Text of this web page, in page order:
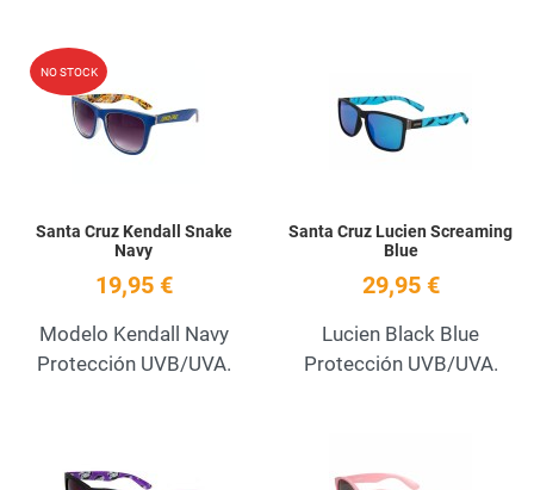
NO STOCK
Quick View
Santa Cruz Kendall Snake
Navy
19,95 €
Modelo Kendall Navy
Protección UVB/UVA.
Santa Cruz Lucien Screaming
Blue
29,95 €
Lucien Black Blue
Protección UVB/UVA.